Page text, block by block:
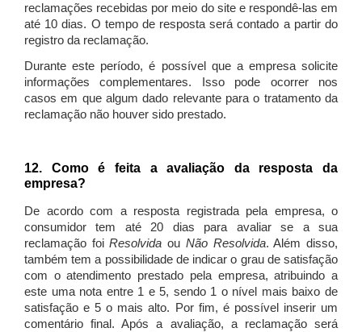
reclamações recebidas por meio do site e respondê-las em
até 10 dias. O tempo de resposta será contado a partir do
registro da reclamação.
Durante este período, é possível que a empresa solicite
informações complementares. Isso pode ocorrer nos
casos em que algum dado relevante para o tratamento da
reclamação não houver sido prestado.
12. Como é feita a avaliação da resposta da
empresa?
De acordo com a resposta registrada pela empresa, o
consumidor tem até 20 dias para avaliar se a sua
reclamação foiResolvida ou Não Resolvida. Além disso,
também tem a possibilidade de indicar o grau de satisfação
com o atendimento prestado pela empresa, atribuindo a
este uma nota entre 1 e 5, sendo 1 o nível mais baixo de
satisfação e 5 o mais alto. Por fim, é possível inserir um
comentário final. Após a avaliação, a reclamação será